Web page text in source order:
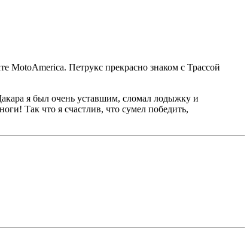
MotoAmerica. Петрукс прекрасно знаком с Трассой
я был очень уставшим, сломал лодыжку и
Так что я счастлив, что сумел победить,